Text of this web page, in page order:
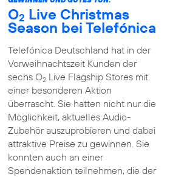
O2 Live Christmas
Season bei Telefónica
Telefónica Deutschland hat in der
Vorweihnachtszeit Kunden der
sechs O2Live Flagship Stores mit
einer besonderen Aktion
überrascht. Sie hatten nicht nur die
Möglichkeit, aktuelles Audio-
Zubehör auszuprobieren und dabei
attraktive Preise zu gewinnen. Sie
konnten auch an einer
Spendenaktion teilnehmen, die der